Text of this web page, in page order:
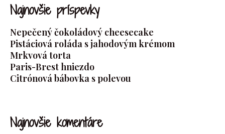
Najnovšie príspevky
Nepečený čokoládový cheesecake
Pistáciová roláda s jahodovým krémom
Mrkvová torta
Paris-Brest hniezdo
Citrónová bábovka s polevou
Najnovšie komentáre